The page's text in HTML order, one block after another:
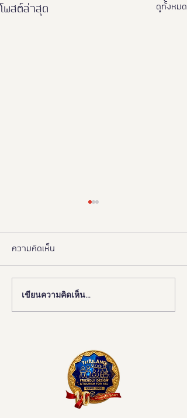
โพสต์ล่าสุด ดูทั้งหมด
📰 “ห้องสุขาเพื่อทุกคน” เปิด
ตัวนวัตกรรมเฟรนด์ลี่ดีไซน์
เข้าถึงบริการสาธารณะ
อย่างเท่าเทียม
ความคิดเห็น
เขียนความคิดเห็น…